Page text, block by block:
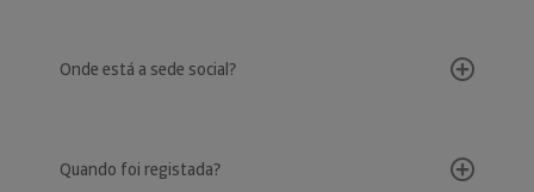
Onde está a sede social?
Quando foi registada?